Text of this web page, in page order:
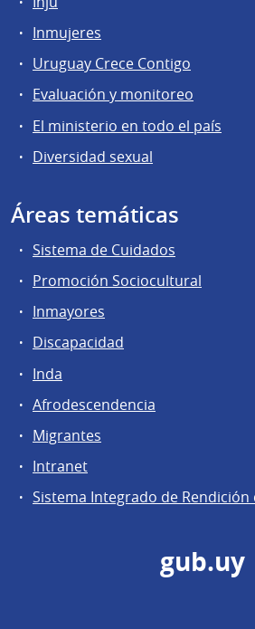
Inmujeres
Uruguay Crece Contigo
Evaluación y monitoreo
El ministerio en todo el país
Diversidad sexual
Áreas temáticas
Sistema de Cuidados
Promoción Sociocultural
Inmayores
Discapacidad
Inda
Afrodescendencia
Migrantes
Intranet
Sistema Integrado de Rendición
gub.uy